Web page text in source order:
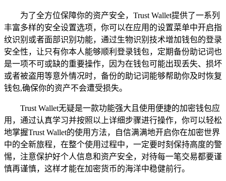
为了全方位保障你的资产安全，Trust Wallet提供了一系列
丰富多样的安全设置选项，你可以在应用的设置菜单中开启指
纹识别或者面部识别功能，通过生物识别技术增加钱包的登录
安全性，让只有你本人能够顺利登录钱包，定期备份助记词也
是一项不可或缺的重要操作，因为在钱包可能出现丢失、损坏
或者被盗用等意外情况时，备份的助记词能够帮助你及时恢复
钱包,确保你的资产不会遭受损失。
Trust Wallet无疑是一款功能强大且使用便捷的加密钱包应
用，通过认真学习并按照以上详细步骤进行操作，你可以轻松
地掌握Trust Wallet的使用方法，自信满满地开启你在加密世界
中的全新旅程，在整个使用过程中，一定要时刻保持高度的警
惕，注意保护好个人信息和资产安全，对待每一笔交易都要谨
慎再谨慎，这样才能在加密货币的海洋中稳健前行。